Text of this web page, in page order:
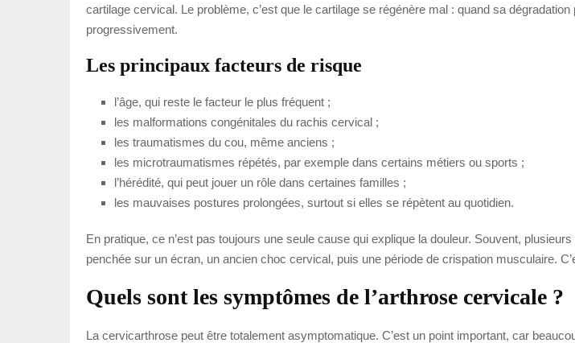
cartilage cervical. Le problème, c’est que le cartilage se régénère mal : quand sa
progressivement.
Les principaux facteurs de risque
l’âge, qui reste le facteur le plus fréquent ;
les malformations congénitales du rachis cervical ;
les traumatismes du cou, même anciens ;
les microtraumatismes répétés, par exemple dans certains métiers ou sports ;
l’hérédité, qui peut jouer un rôle dans certaines familles ;
les mauvaises postures prolongées, surtout si elles se répètent au quotidien.
En pratique, ce n’est pas toujours une seule cause qui explique la douleur. Souvent,
penchée sur un écran, un ancien choc cervical, puis une période de crispation musculaire.
Quels sont les symptômes de l’arthrose cervicale ?
La cervicarthrose peut être totalement asymptomatique. C’est un point important, car